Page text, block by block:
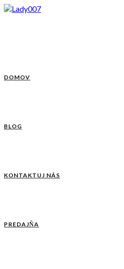
DOMOV
BLOG
KONTAKTUJ NÁS
PREDAJŇA